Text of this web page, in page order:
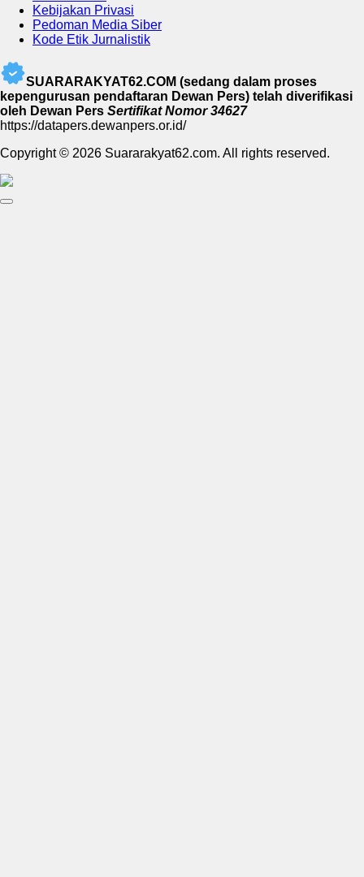
Kebijakan Privasi
Pedoman Media Siber
Kode Etik Jurnalistik
SUARARAKYAT62.COM (sedang dalam proses
kepengurusan pendaftaran Dewan Pers) telah diverifikasi
oleh Dewan Pers Sertifikat Nomor 34627
https://datapers.dewanpers.or.id/
Copyright © 2026 Suararakyat62.com. All rights reserved.